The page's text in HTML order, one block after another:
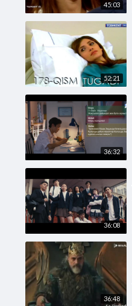
45:03
52:21
36:32
36:08
36:48